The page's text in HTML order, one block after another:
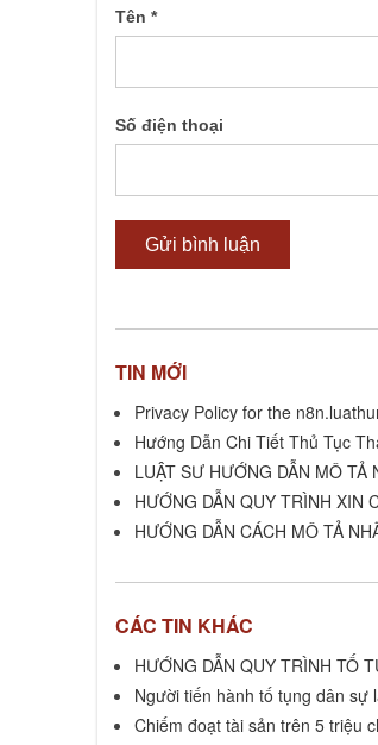
Tên *
Số điện thoại
TIN MỚI
Privacy Policy for the
Hướng Dẫn Chi Tiết Thủ Tục
LUẬT SƯ HƯỚNG DẪN MÔ
HƯỚNG DẪN QUY TRÌNH XIN
HƯỚNG DẪN CÁCH MÔ TẢ
CÁC TIN KHÁC
HƯỚNG DẪN QUY TRÌNH TỐ
Người tiến hành tố tụng dân sự
Chiếm đoạt tài sản trên 5 triệu